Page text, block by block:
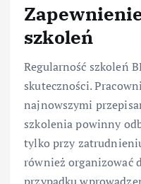
szkoleń
Regularność szkoleń
skuteczności.
najnowszymi
szkolenia powinny
tylko przy
również organizować